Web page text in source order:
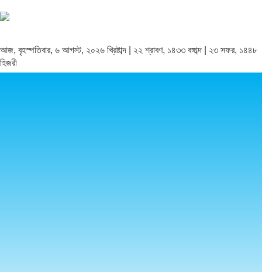
আজ, বৃহস্পতিবার, ৬ আগস্ট, ২০২৬ খ্রিষ্টাব্দ | ২২ শ্রাবণ, ১৪৩৩ বঙ্গাব্দ | ২৩ সফর, ১৪৪৮
হিজরী